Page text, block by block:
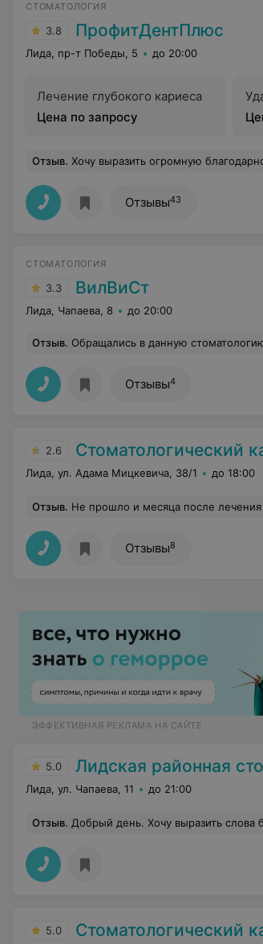
СТОМАТОЛОГИЯ
3.8 ПрофитДентПлюс
Лида, пр-т Победы, 5 до 20:00
Лечение глубокого кариеса
Цена по запросу
Отзыв. Хочу выразить огромную благодарность молодым, замечательным врачам, которые работали над здоровьем моих зубов: Панас, Лобач, Урбанович. Они настоящие профессионалы своего дела:
Отзывы43
СТОМАТОЛОГИЯ
3.3 ВилВиСт
Лида, Чапаева, 8 до 20:00
Отзыв. Обращались в данную стоматологию для установки пломбы. Но опыт оказался негативным по нескольким причинам. Во-первых, отношение персонала. Столкнулись с невнимательностью и неуважительным отношением со стороны сотрудников, что создавало крайне неприятную атмосферу во время посещения. Во-вторых, стоимость установленной пломбы (250р) показалась мне неоправданно высокой, особенно учитывая дальнейшие
Отзывы4
2.6 Стоматологический
Лида, ул. Адама Мицкевича, 38/1 до 18:00
Отзыв. Не прошло и месяца после лечения - пломба выпала! Я в шоке. Хотя, что можно было ожидать, если меньше чем за час было вылечено два передних зуба. В итоге зубы получились трехцветные (цвет зуба, цвет пломбы и ещё цвет пришеечной пломбы) . Эстетика, качество, подбор цвета пломбы под цвет зуба, естественная форма зуба после пломбирования - нет, не слышали. Один зуб лечили вообще без анастезии (никто не спросил изначально, и
Отзывы8
ЭФФЕКТИВНАЯ РЕКЛАМА НА САЙТЕ
5.0 Лидская районная
Лида, ул. Чапаева, 11 до 21:00
Отзыв. Добрый день. Хочу выразить слова благодарности стоматологу Аделине Анатольевне. Ее
5.0 Стоматологический